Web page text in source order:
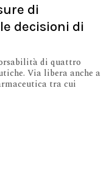
di
decisioni di
di quattro
Via libera anche a
tra cui